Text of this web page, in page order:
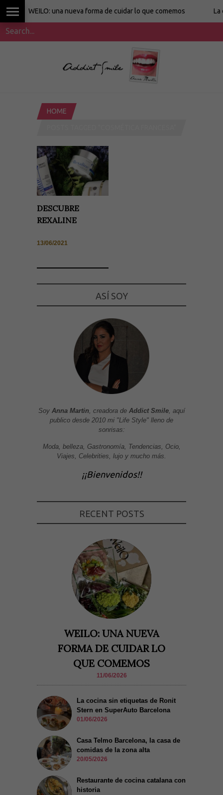
WEILO: una nueva forma de cuidar lo que comemos La
HOME
DESCUBRE
REXALINE
13/06/2021
ASÍ SOY
Soy Anna Martin , creadora de Addict Smile, aquí
publico desde 2010 mi "Life Style" lleno de
sonrisas:
Moda, belleza, Gastronomía, Tendencias, Ocio,
Viajes, Celebrities, lujo y mucho más.
¡¡Bienvenidos!!
RECENT POSTS
WEILO: UNA NUEVA
FORMA DE CUIDAR LO
QUE COMEMOS
11/06/2026
La cocina sin etiquetas de Ronit
Stern en SuperAuto Barcelona
01/06/2026
Casa Telmo Barcelona, la casa de
comidas de la zona alta
20/05/2026
Restaurante de cocina catalana con
historia